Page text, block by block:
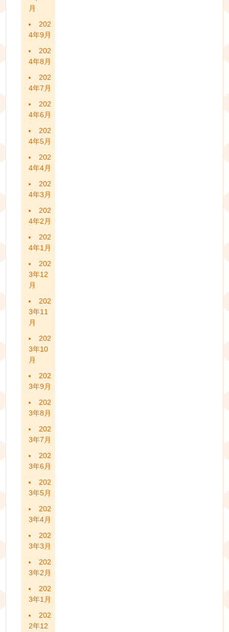
月
202
4年9月
202
4年8月
202
4年7月
202
4年6月
202
4年5月
202
4年4月
202
4年3月
202
4年2月
202
4年1月
202
3年12
月
202
3年11
月
202
3年10
月
202
3年9月
202
3年8月
202
3年7月
202
3年6月
202
3年5月
202
3年4月
202
3年3月
202
3年2月
202
3年1月
202
2年12